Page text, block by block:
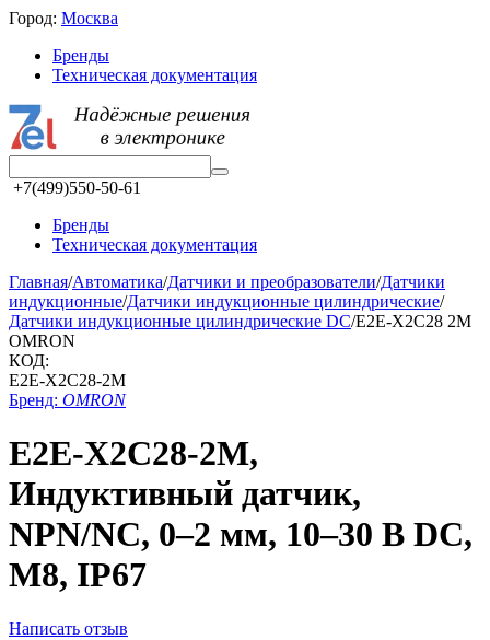
Город: Москва
Бренды
Техническая документация
+7(499)550-50-61
Бренды
Техническая документация
Главная/Автоматика/Датчики и преобразователи/Датчики
индукционные/Датчики индукционные цилиндрические/
Датчики индукционные цилиндрические DC/E2E-X2C28 2M
OMRON
КОД:
E2E-X2C28-2M
Бренд: OMRON
E2E-X2C28-2M,
Индуктивный датчик,
NPN/NC, 0–2 мм, 10–30 В DC,
М8, IP67
Написать отзыв